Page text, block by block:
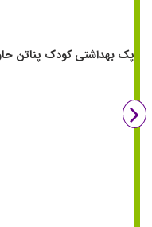
پک سه تایی بهداشتی tanisma هیپ